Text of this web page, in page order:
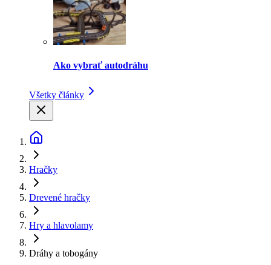
Ako vybrať autodráhu
Všetky články
Hračky
Drevené hračky
Hry a hlavolamy
Dráhy a tobogány